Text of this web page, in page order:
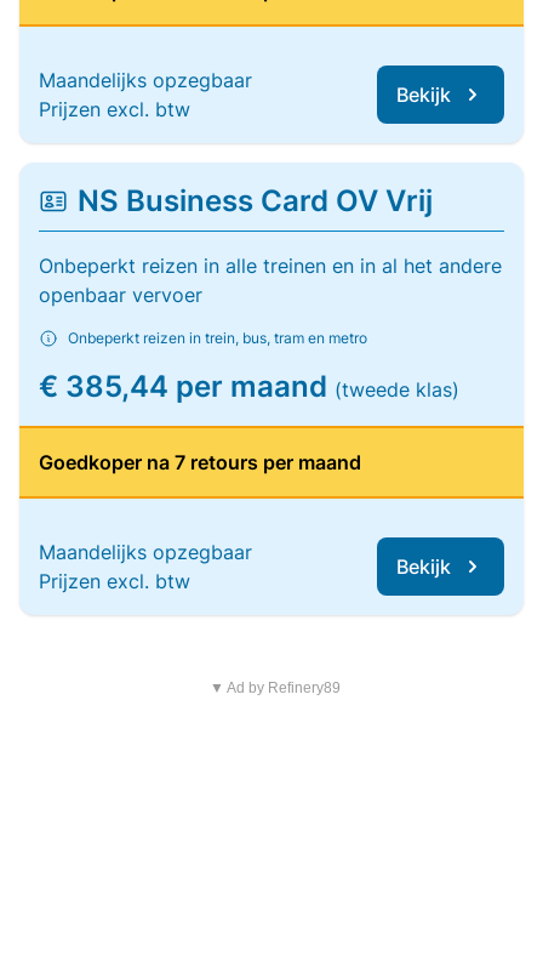
Maandelijks opzegbaar
Prijzen excl. btw
Bekijk
NS Business Card OV Vrij
Onbeperkt reizen in alle treinen en in al het andere
openbaar vervoer
Onbeperkt reizen in trein, bus, tram en metro
€ 385,44 per maand (tweede klas)
Goedkoper na 7 retours per maand
Maandelijks opzegbaar
Prijzen excl. btw
Bekijk
▼ Ad by Refinery89